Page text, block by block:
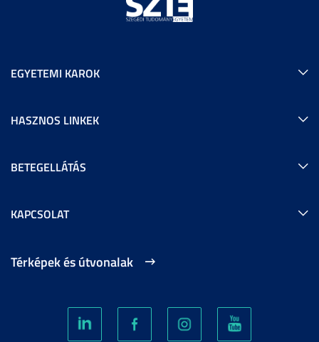
EGYETEMI KAROK
HASZNOS LINKEK
BETEGELLÁTÁS
KAPCSOLAT
Térképek és útvonalak